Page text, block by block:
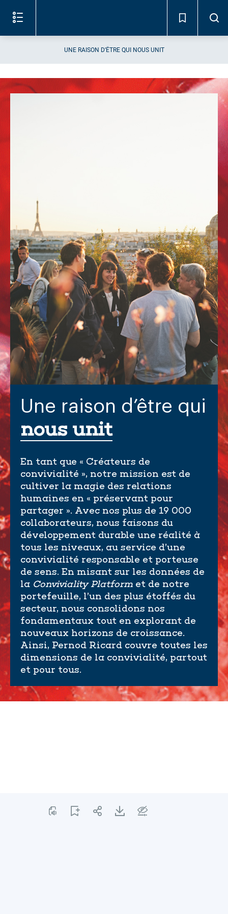
(c)
UNE RAISON D’ÊTRE QUI NOUS UNIT
Une raison d’être qui
nous unit
En tant que « Créateurs de
convivialité », notre mission est de
cultiver la magie des relations
humaines en « préservant pour
partager ». Avec nos plus de 19 000
collaborateurs, nous faisons du
développement durable une réalité à
tous les niveaux, au service d’une
convivialité responsable et porteuse
de sens. En misant sur les données de
la Conviviality Platform et de notre
portefeuille, l’un des plus étoffés du
secteur, nous consolidons nos
fondamentaux tout en explorant de
nouveaux horizons de croissance.
Ainsi, Pernod Ricard couvre toutes les
dimensions de la convivialité, partout
et pour tous.